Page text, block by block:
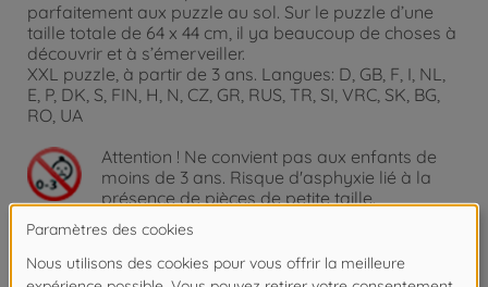
parfaitement aux puzzle au sol. Sur le puzzle d’une
taille totale de 64 x 44 cm, il ya beaucoup de choses à
découvrir et à s’émerveiller.
XXL puzzle, à partir de 3 ans. Langues: D, GB, F, I, NL,
E, P, DK, S, FIN, H, N, CZ, GR, RUS, TR, SI, VRC, SK, BG,
RO, UA
Attention ! Ne convient pas aux enfants de
moins de 3 ans. Risque d'asphyxie lié à la
présence de pièces de petite taille.